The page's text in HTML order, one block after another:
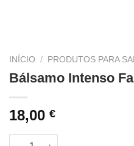
INÍCIO / PRODUTOS PARA
Bálsamo Intenso
18,00 €
Quantidade de Bálsamo